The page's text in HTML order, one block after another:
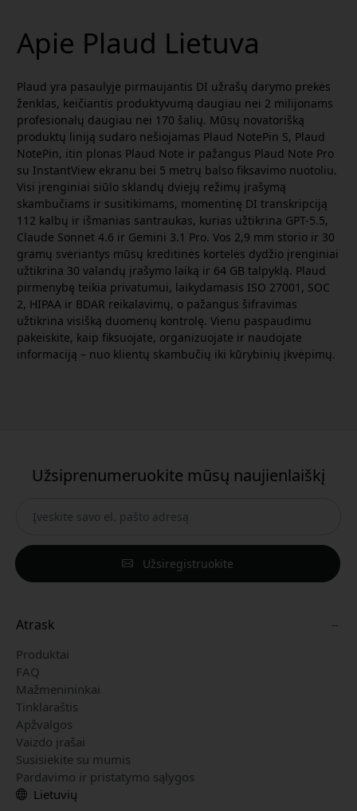
Apie Plaud Lietuva
Plaud yra pasaulyje pirmaujantis DI užrašų darymo prekės
ženklas, keičiantis produktyvumą daugiau nei 2 milijonams
profesionalų daugiau nei 170 šalių. Mūsų novatorišką
produktų liniją sudaro nešiojamas Plaud NotePin S, Plaud
NotePin, itin plonas Plaud Note ir pažangus Plaud Note Pro
su InstantView ekranu bei 5 metrų balso fiksavimo nuotoliu.
Visi įrenginiai siūlo sklandų dviejų režimų įrašymą
skambučiams ir susitikimams, momentinę DI transkripciją
112 kalbų ir išmanias santraukas, kurias užtikrina GPT-5.5,
Claude Sonnet 4.6 ir Gemini 3.1 Pro. Vos 2,9 mm storio ir 30
gramų sveriantys mūsų kreditinės kortelės dydžio įrenginiai
užtikrina 30 valandų įrašymo laiką ir 64 GB talpyklą. Plaud
pirmenybę teikia privatumui, laikydamasis ISO 27001, SOC
2, HIPAA ir BDAR reikalavimų, o pažangus šifravimas
užtikrina visišką duomenų kontrolę. Vienu paspaudimu
pakeiskite, kaip fiksuojate, organizuojate ir naudojate
informaciją – nuo klientų skambučių iki kūrybinių įkvėpimų.
Užsiprenumeruokite mūsų naujienlaiškį
Užsiregistruokite
Atrask
Produktai
FAQ
Mažmenininkai
Tinklaraštis
Apžvalgos
Vaizdo įrašai
Susisiekite su mumis
Pardavimo ir pristatymo sąlygos
Lietuvių